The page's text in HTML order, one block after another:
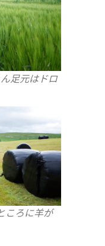
足元はドロ
ろに羊が